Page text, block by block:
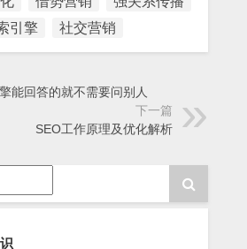
引擎
社交营销
能回答的就不需要问别人
下一篇
SEO工作原理及优化解析